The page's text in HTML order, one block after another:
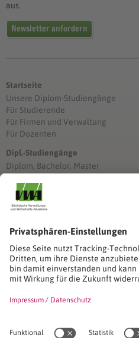
aus.
Newsletter anfordern
Startseite
Unsere Diplom-Studiengänge
Für Studierende
Für Firmen und Verwaltung
Für Dozenten
Dipl.-Studiengänge
Diplom, Bachelor, Master
Stimmen unserer Absolventinnen
Stimmen unserer Absolventinnen
Seminare
Seminardatenbank
Inhouseanfragen
Seminarreihen